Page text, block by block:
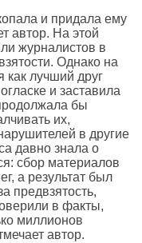
и придала ему
автор. На этой
журналистов в
Однако на
как лучший друг
и заставила
бы
их,
в другие
давно знала о
сбор материалов
а результат был
предвзятость,
в факты,
миллионов
автор.